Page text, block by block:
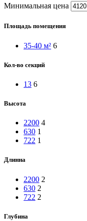
Минимальная цена
Площадь помещения
35-40 м² 6
Кол-во секций
13 6
Высота
2200 4
630 1
722 1
Длинна
2200 2
630 2
722 2
Глубина